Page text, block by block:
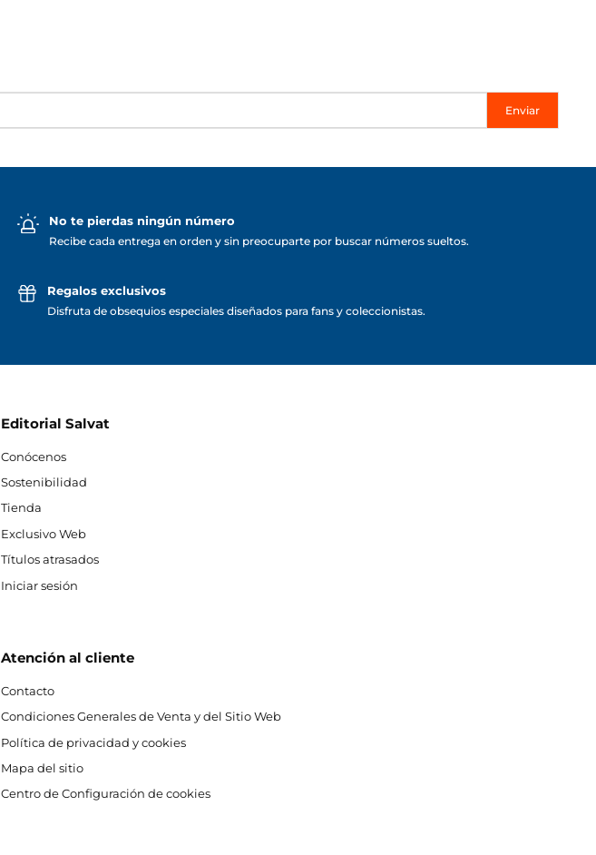
Enviar
No te pierdas ningún número
Recibe cada entrega en orden y sin preocuparte por buscar números sueltos.
Regalos exclusivos
Disfruta de obsequios especiales diseñados para fans y coleccionistas.
Editorial Salvat
Conócenos
Sostenibilidad
Tienda
Exclusivo Web
Títulos atrasados
Iniciar sesión
Atención al cliente
Contacto
Condiciones Generales de Venta y del Sitio Web
Política de privacidad y cookies
Mapa del sitio
Centro de Configuración de cookies